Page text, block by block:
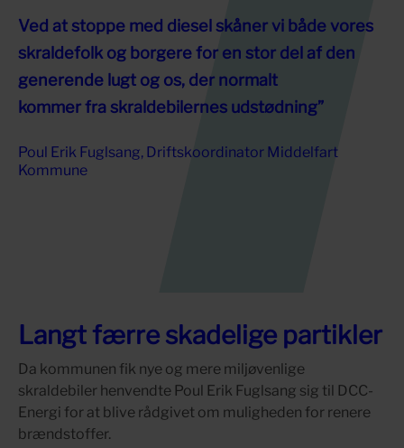
Ved at stoppe med diesel skåner vi både vores
skraldefolk og borgere for en stor del af den
generende lugt og os, der normalt
kommer fra skraldebilernes udstødning”
Poul Erik Fuglsang, Driftskoordinator Middelfart
Kommune
Langt færre skadelige partikler
Da kommunen fik nye og mere miljøvenlige
skraldebiler henvendte Poul Erik Fuglsang sig til DCC-
Energi for at blive rådgivet om muligheden for renere
brændstoffer.